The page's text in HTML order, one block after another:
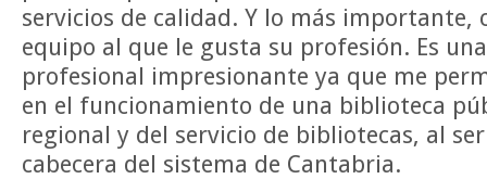
servicios de calidad. Y lo más importante,
equipo al que le gusta su profesión. Es
profesional impresionante ya que me
en el funcionamiento de una biblioteca
regional y del servicio de bibliotecas, al
cabecera del sistema de Cantabria.